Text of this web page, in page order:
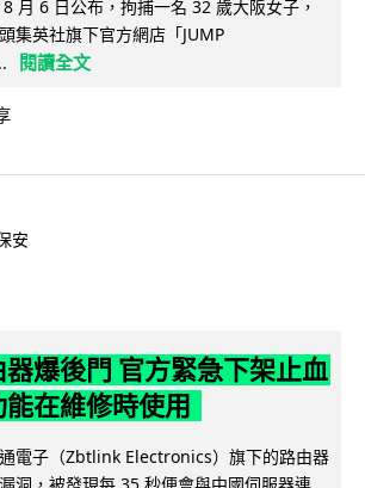
月 6 日公布，拘捕一名 32 歲大阪女子，
集英社旗下官方網店「JUMP
閱讀全文
安
爆後門 官方緊急下架止血
在維修時使用
電子（Zbtlink Electronics）旗下的路由器